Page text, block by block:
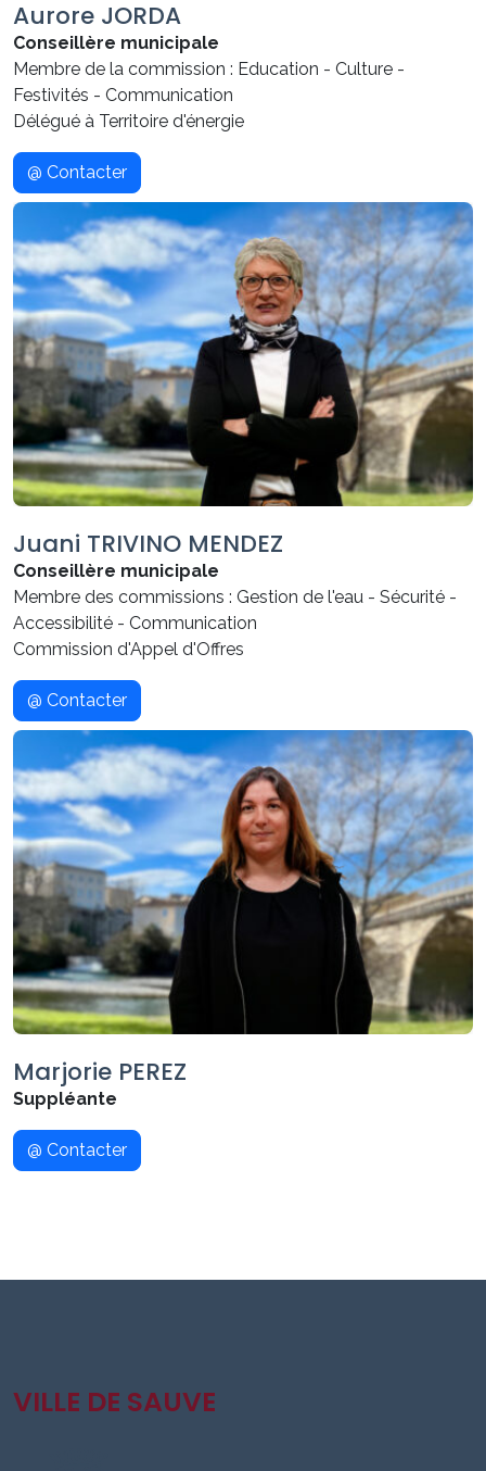
Aurore JORDA
Conseillère municipale
Membre de la commission : Education - Culture -
Festivités - Communication
Délégué à Territoire d'énergie
@ Contacter
Juani TRIVINO MENDEZ
Conseillère municipale
Membre des commissions : Gestion de l'eau - Sécurité -
Accessibilité - Communication
Commission d'Appel d'Offres
@ Contacter
Marjorie PEREZ
Suppléante
@ Contacter
VILLE DE SAUVE